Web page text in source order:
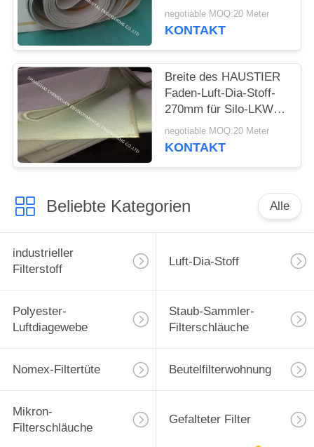
zusammenhaltender
Gewebe für Zement-
negotiable MOQ:20 Meter
KONTAKT
Breite des HAUSTIER
Faden-Luft-Dia-Stoff-
270mm für Silo-LKW-
Entladungssystem
negotiable MOQ:20 Meter
KONTAKT
Beliebte Kategorien Alle
industrieller
Filterstoff
Luft-Dia-Stoff
Polyester-
Luftdiagewebe
Staub-Sammler-
Filterschläuche
Nomex-Filtertüte Beutelfilterwohnung
Mikron-
Filterschläuche
Gefalteter Filter